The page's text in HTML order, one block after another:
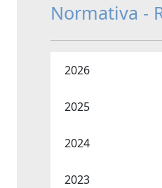
Normativa -
2026
2025
2024
2023